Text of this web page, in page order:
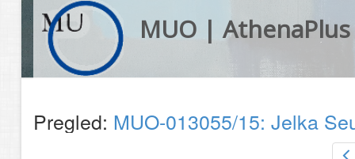
MUO | AthenaPlus
Pregled: MUO-013055/15: Jelka